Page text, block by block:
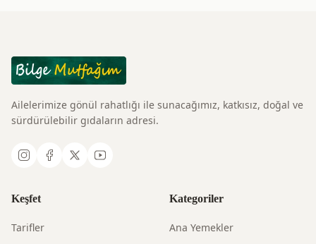
Ailelerimize gönül rahatlığı ile sunacağımız, katkısız, doğal ve
sürdürülebilir gıdaların adresi.
Keşfet
Tarifler
Kategoriler
Ana Yemekler